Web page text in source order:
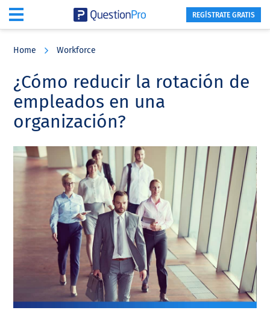
content
sidebar
REGÍSTRATE GRATIS
Home Workforce
¿Cómo reducir la rotación de
empleados en una
organización?